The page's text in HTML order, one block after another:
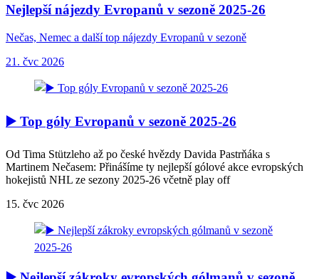
Nejlepší nájezdy Evropanů v sezoně 2025-26
Nečas, Nemec a další top nájezdy Evropanů v sezoně
21. čvc 2026
▶️ Top góly Evropanů v sezoně 2025-26
Od Tima Stützleho až po české hvězdy Davida Pastrňáka s
Martinem Nečasem: Přinášíme ty nejlepší gólové akce evropských
hokejistů NHL ze sezony 2025-26 včetně play off
15. čvc 2026